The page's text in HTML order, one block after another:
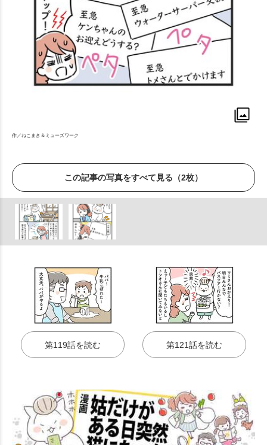
作／ねこまき＆ミューズワーク
この記事の写真をすべて見る（2枚）
第119話を読む 第121話を読む